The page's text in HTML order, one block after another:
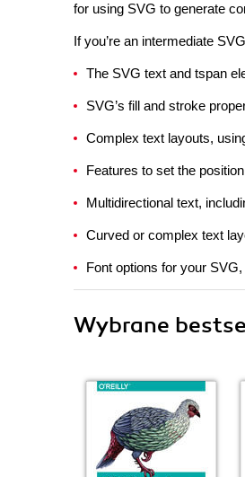
for using SVG to generate
If you’re an intermediate
The SVG text and tspan
SVG’s fill and stroke
Complex text layouts,
Features to set the
Multidirectional text,
Curved or complex text
Font options for your
Wybrane